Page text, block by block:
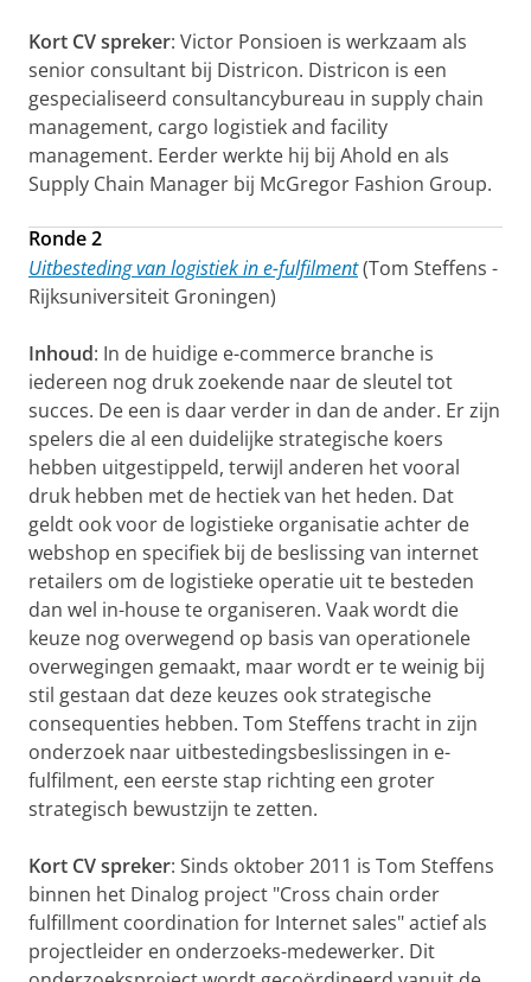
Kort CV spreker: Victor Ponsioen is werkzaam als
senior consultant bij Districon. Districon is een
gespecialiseerd consultancybureau in supply chain
management, cargo logistiek and facility
management. Eerder werkte hij bij Ahold en als
Supply Chain Manager bij McGregor Fashion Group.
Ronde 2
Uitbesteding van logistiek in e-fulfilment(Tom Steffens -
Rijksuniversiteit Groningen)
Inhoud: In de huidige e-commerce branche is
iedereen nog druk zoekende naar de sleutel tot
succes. De een is daar verder in dan de ander. Er zijn
spelers die al een duidelijke strategische koers
hebben uitgestippeld, terwijl anderen het vooral
druk hebben met de hectiek van het heden. Dat
geldt ook voor de logistieke organisatie achter de
webshop en specifiek bij de beslissing van internet
retailers om de logistieke operatie uit te besteden
dan wel in-house te organiseren. Vaak wordt die
keuze nog overwegend op basis van operationele
overwegingen gemaakt, maar wordt er te weinig bij
stil gestaan dat deze keuzes ook strategische
consequenties hebben. Tom Steffens tracht in zijn
onderzoek naar uitbestedingsbeslissingen in e-
fulfilment, een eerste stap richting een groter
strategisch bewustzijn te zetten.
Kort CV spreker: Sinds oktober 2011 is Tom Steffens
binnen het Dinalog project "Cross chain order
fulfillment coordination for Internet sales" actief als
projectleider en onderzoeks-medewerker. Dit